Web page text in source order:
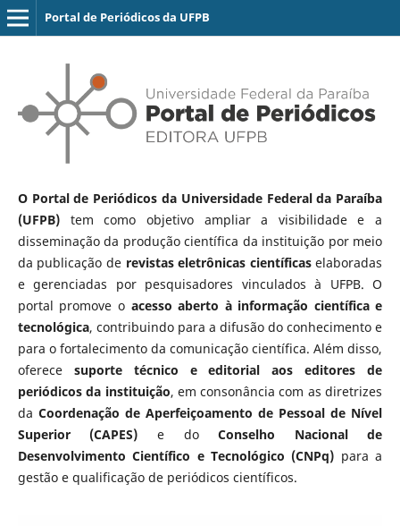
Portal de Periódicos da UFPB
O Portal de Periódicos da Universidade Federal da Paraíba
(UFPB)tem como objetivo ampliar a visibilidade e a
disseminação da produção científica da instituição por meio
da publicação de revistas eletrônicas científicaselaboradas
e gerenciadas por pesquisadores vinculados à UFPB. O
portal promove o acesso aberto à informação científica e
tecnológica, contribuindo para a difusão do conhecimento e
para o fortalecimento da comunicação científica. Além disso,
oferece suporte técnico e editorial aos editores de
periódicos da instituição, em consonância com as diretrizes
da Coordenação de Aperfeiçoamento de Pessoal de Nível
Superior (CAPES) e doConselho Nacional de
Desenvolvimento Científico e Tecnológico (CNPq) para a
gestão e qualificação de periódicos científicos.